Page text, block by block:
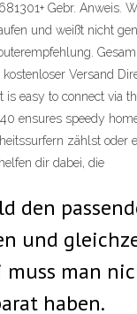
Gebr. Anweis.
und weißt nicht
Versand
is easy to connect via
ensures speedy
zählst oder
dir dabei, die
den
und
muss man
haben.